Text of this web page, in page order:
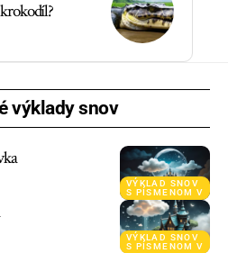
výklady snov
VÝKLAD SNOV
S PÍSMENOM V
VÝKLAD SNOV
S PÍSMENOM V